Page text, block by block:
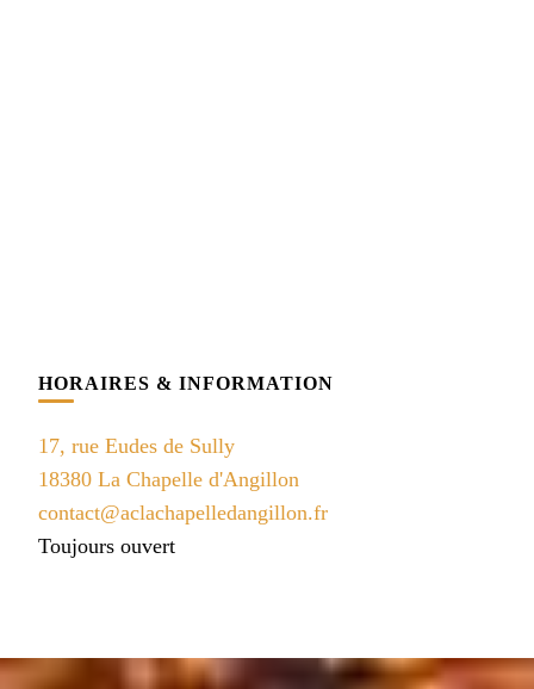
HORAIRES & INFORMATION
17, rue Eudes de Sully
18380 La Chapelle d'Angillon
contact@aclachapelledangillon.fr
Toujours ouvert